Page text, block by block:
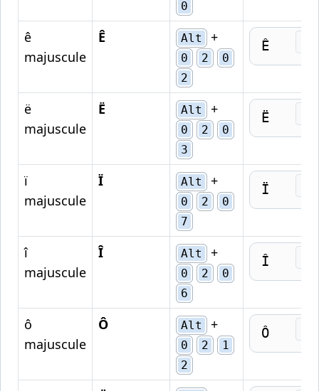
0
ê
majuscule
Ê Alt +
0 2
0
2
Ê
ë
majuscule
Ë Alt +
0 2
0
3
Ë
ï
majuscule
Ï Alt +
0 2
0
7
Ï
î
majuscule
Î Alt +
0 2
0
6
Î
ô
majuscule
Ô Alt +
0 2
1
2
Ô